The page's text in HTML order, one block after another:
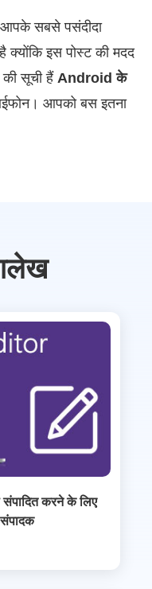
आपके सबसे पसंदीदा
क्योंकि इस पोस्ट की मदद
सूची हैं Android के
आपको बस इतना
संपादित करने के लिए